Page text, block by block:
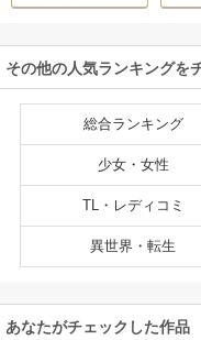
その他の人気ランキングを
総合ランキング
少女・女性
TL・レディコミ
異世界・転生
あなたがチェックした作品